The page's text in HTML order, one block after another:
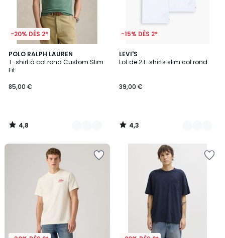
-20% DÈS 2*
POLO RALPH LAUREN
T-shirt à col rond Custom Slim
Fit
85,00 €
4,8
/ 5
12
Couleurs
4,8
/
-15% DÈS 2*
LEVI'S
Lot de 2 t-shirts slim col rond
39,00 €
4,3
/ 5
4
Couleurs
4,3
/